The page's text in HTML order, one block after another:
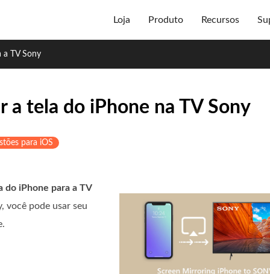
Loja Produto Recursos
a TV Sony
a tela do iPhone na TV Sony
para iOS
do iPhone para a TV
você pode usar seu